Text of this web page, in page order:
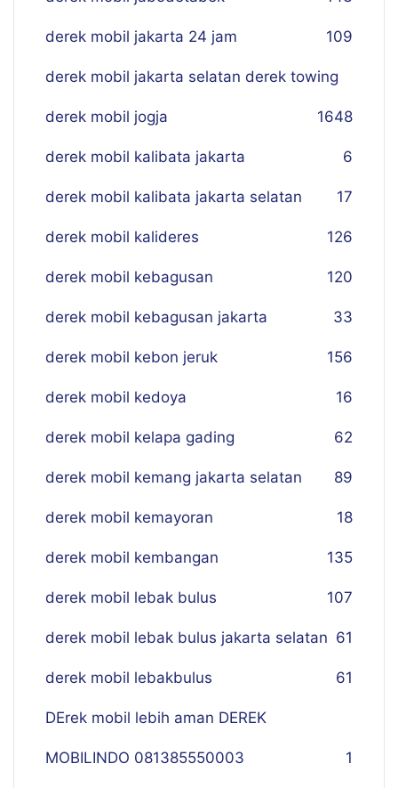
derek mobil jakarta 24 jam 109
derek mobil jakarta selatan derek towing
48
derek mobil jogja 16
derek mobil kalibata jakarta 6
derek mobil kalibata jakarta selatan 17
derek mobil kalideres 126
derek mobil kebagusan 120
derek mobil kebagusan jakarta 33
derek mobil kebon jeruk 156
derek mobil kedoya 16
derek mobil kelapa gading 62
derek mobil kemang jakarta selatan 89
derek mobil kemayoran 18
derek mobil kembangan 135
derek mobil lebak bulus 107
derek mobil lebak bulus jakarta selatan 61
derek mobil lebakbulus 61
DErek mobil lebih aman DEREK
MOBILINDO 081385550003 1